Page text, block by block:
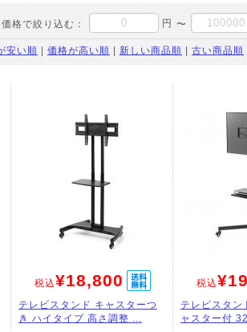
価格で絞り込む： 円 〜
安い順 | 価格が高い順 | 新しい商品順 | 古い商品順
税込¥18,800
テレビスタンド キャスターつ
き ハイタイプ 高さ調整 ...
税込
テレビスタン
ャスター付